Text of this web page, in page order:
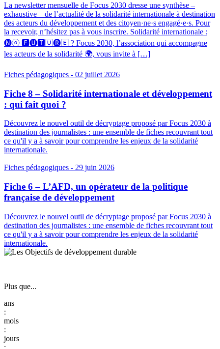
La newsletter mensuelle de Focus 2030 dresse une synthèse –
exhaustive – de l’actualité de la solidarité internationale à destination
des acteurs du développement et des citoyen·ne·s engagé·e·s. Pour
la recevoir, n’hésitez pas à vous inscrire. Solidarité internationale :
🅝ⓞ 🅵🅤🆃🅄🅡🄴 ? Focus 2030, l’association qui accompagne
les acteurs de la solidarité 🌍, vous invite à […]
Fiches pédagogiques - 02 juillet 2026
Fiche 8 – Solidarité internationale et développement
: qui fait quoi ?
Découvrez le nouvel outil de décryptage proposé par Focus 2030 à
destination des journalistes : une ensemble de fiches recouvrant tout
ce qu'il y a à savoir pour comprendre les enjeux de la solidarité
internationale.
Fiches pédagogiques - 29 juin 2026
Fiche 6 – L’AFD, un opérateur de la politique
française de développement
Découvrez le nouvel outil de décryptage proposé par Focus 2030 à
destination des journalistes : une ensemble de fiches recouvrant tout
ce qu'il y a à savoir pour comprendre les enjeux de la solidarité
internationale.
Plus que...
:
:
: